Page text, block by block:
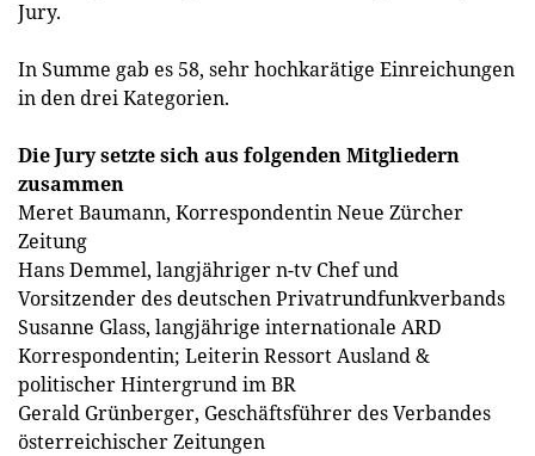
Jury.
In Summe gab es 58, sehr hochkarätige Einreichungen
in den drei Kategorien.
Die Jury setzte sich aus folgenden Mitgliedern
zusammen
Meret Baumann, Korrespondentin Neue Zürcher
Zeitung
Hans Demmel, langjähriger n-tv Chef und
Vorsitzender des deutschen Privatrundfunkverbands
Susanne Glass, langjährige internationale ARD
Korrespondentin; Leiterin Ressort Ausland &
politischer Hintergrund im BR
Gerald Grünberger, Geschäftsführer des Verbandes
österreichischer Zeitungen